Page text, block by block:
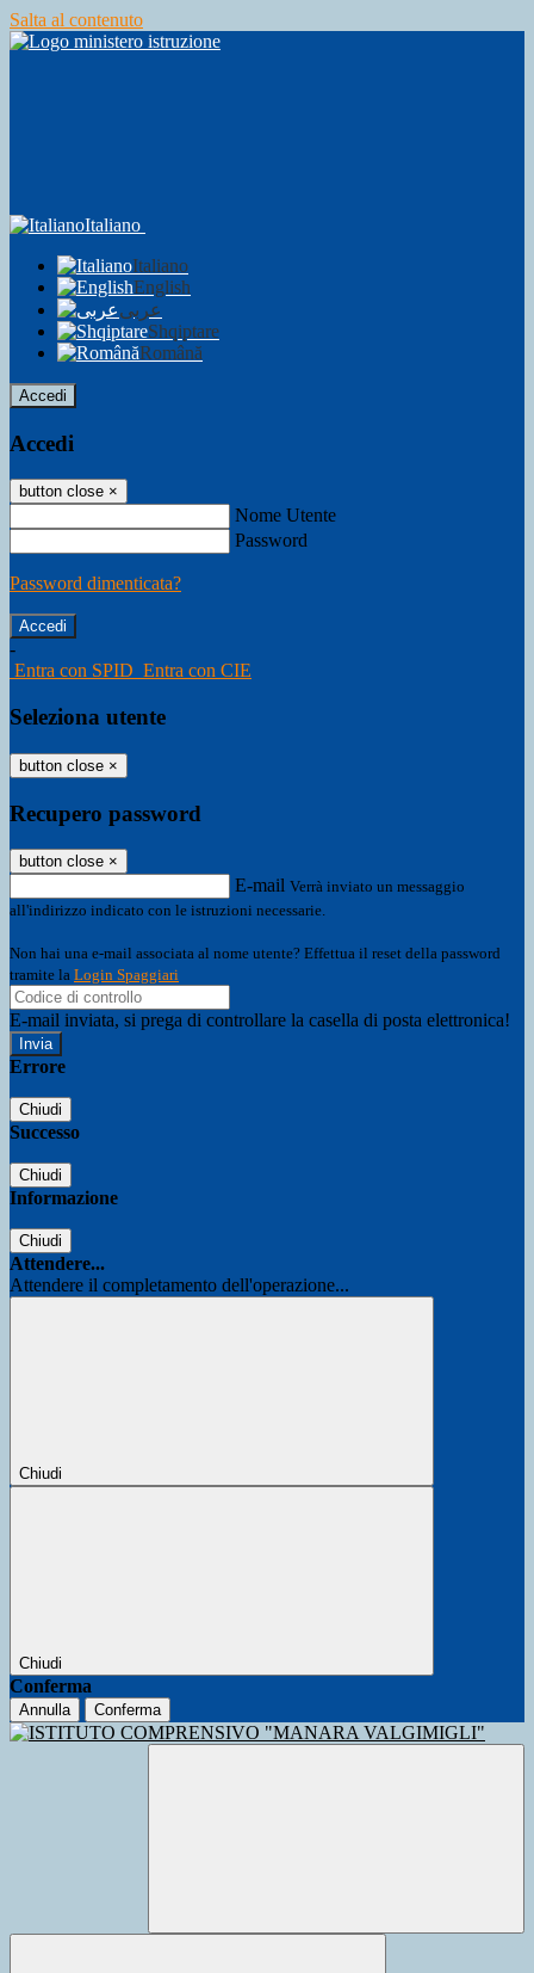
Salta al contenuto
Italiano
Italiano
English
عربى
Shqiptare
Română
Accedi
Accedi
button close ×
Nome Utente
Password
Password dimenticata?
-
Entra con SPID Entra con CIE
Seleziona utente
button close ×
Recupero password
button close ×
E-mail Verrà inviato un messaggio
all'indirizzo indicato con le istruzioni necessarie.
Non hai una e-mail associata al nome utente? Effettua il reset della password
tramite la Login Spaggiari
E-mail inviata, si prega di controllare la casella di posta elettronica!
Errore
Chiudi
Successo
Chiudi
Informazione
Chiudi
Attendere...
Attendere il completamento dell'operazione...
Chiudi
Chiudi
Conferma
Annulla Conferma